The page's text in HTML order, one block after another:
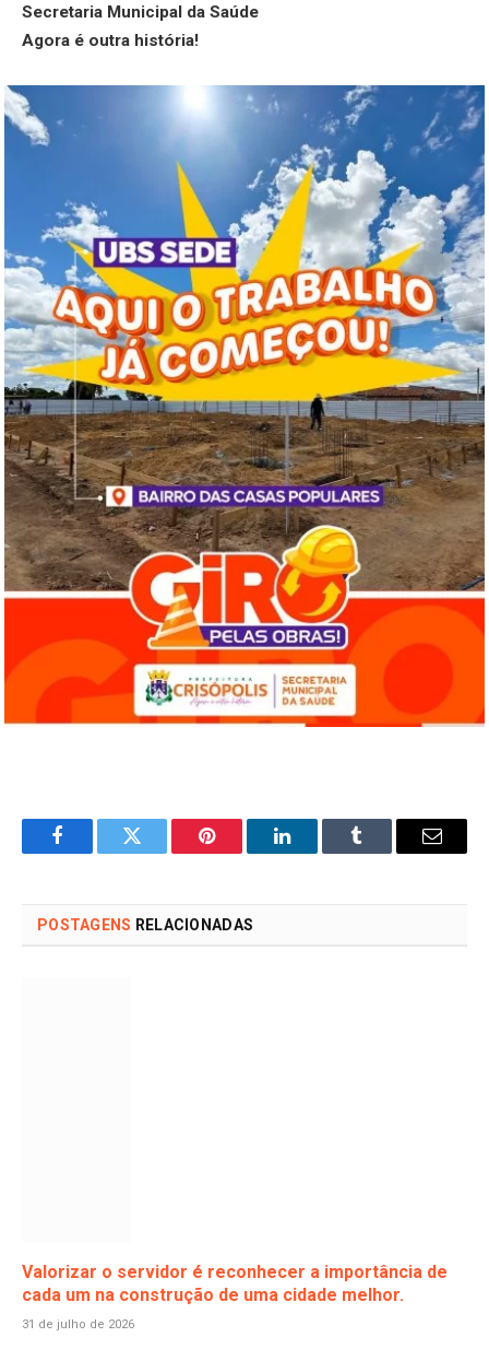
Secretaria Municipal da Saúde
Agora é outra história!
FacebookTwitter Pinterest LinkedInTumblr Email
POSTAGENS RELACIONADAS
Valorizar o servidor é reconhecer a importância de
cada um na construção de uma cidade melhor.
31 de julho de 2026